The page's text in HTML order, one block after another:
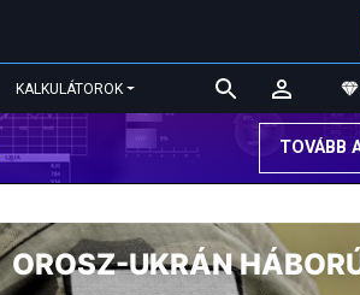
KALKULÁTOROK
TOVÁBB
OROSZ-UKRÁN